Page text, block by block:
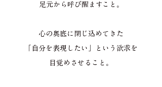
足元から呼び醒ますこと。
心の奥底に閉じ込めてきた
「自分を表現したい」という欲求を
目覚めさせること。